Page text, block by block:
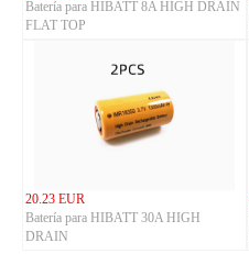
Batería para HIBATT 8A HIGH DRAIN
FLAT TOP
20.23 EUR
Batería para HIBATT 30A HIGH
DRAIN